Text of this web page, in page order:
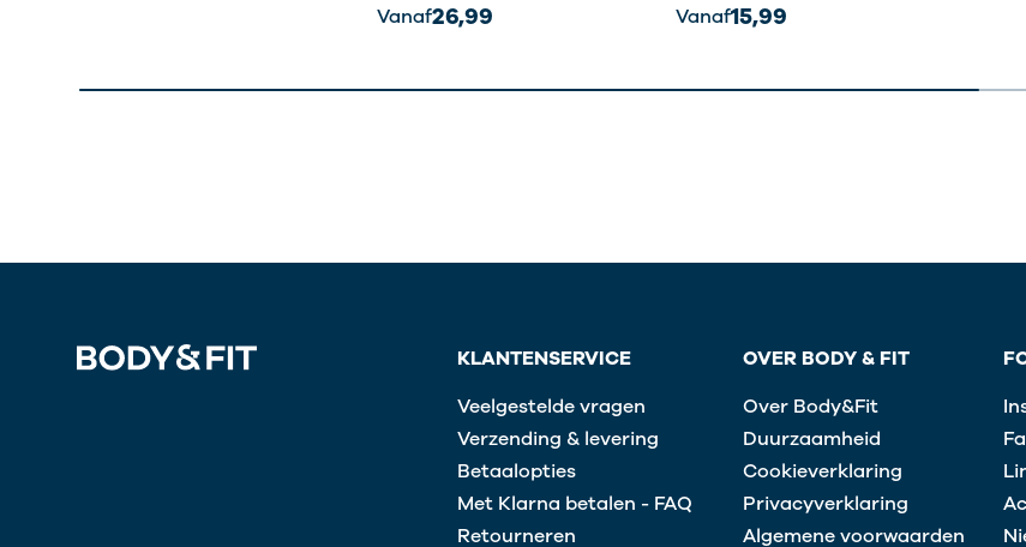
Vanaf26,99
Vanaf15,99
KLANTENSERVICE
Veelgestelde vragen
Verzending & levering
Betaalopties
Met Klarna betalen - FAQ
Retourneren
OVER BODY & FIT
Over Body&Fit
Duurzaamheid
Cookieverklaring
Privacyverklaring
Algemene voorwaarden